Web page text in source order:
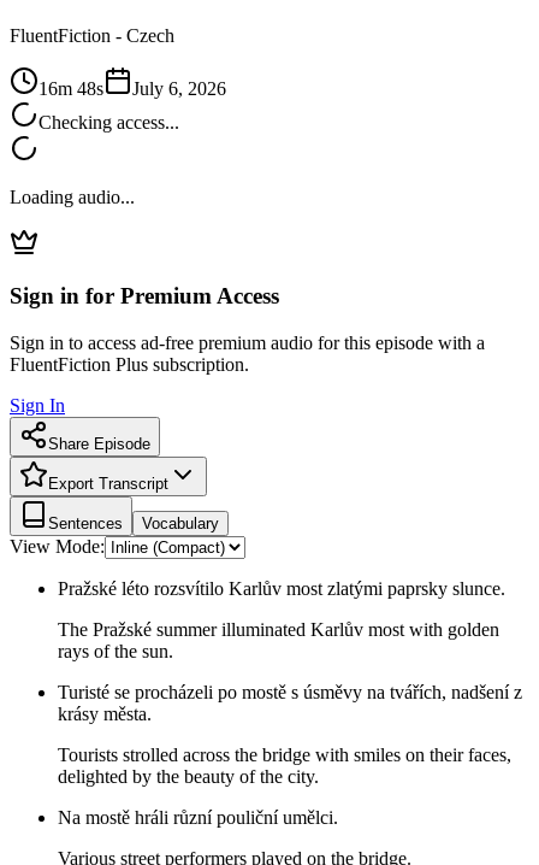
FluentFiction - Czech
16m 48s
July 6, 2026
Checking access...
Loading audio...
Sign in for Premium Access
Sign in to access ad-free premium audio for this episode with a
FluentFiction Plus subscription.
Sign In
Share Episode
Export Transcript
Sentences Vocabulary
View Mode:
Pražské léto rozsvítilo Karlův most zlatými paprsky slunce.
The Pražské summer illuminated Karlův most with golden
rays of the sun.
Turisté se procházeli po mostě s úsměvy na tvářích, nadšení z
krásy města.
Tourists strolled across the bridge with smiles on their faces,
delighted by the beauty of the city.
Na mostě hráli různí pouliční umělci.
Various street performers played on the bridge.